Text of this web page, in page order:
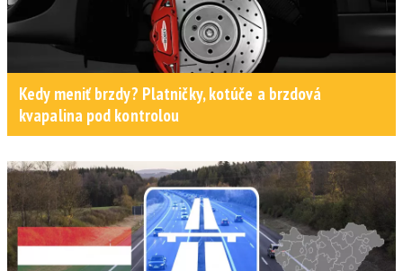
Kedy meniť brzdy? Platničky, kotúče a brzdová
kvapalina pod kontrolou